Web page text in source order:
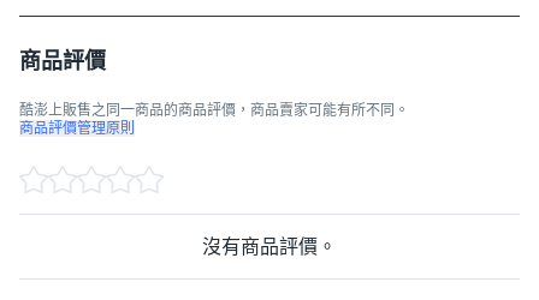
商品評價
酷澎上販售之同一商品的商品評價，商品賣家可能有所不同。
商品評價管理原則
沒有商品評價。